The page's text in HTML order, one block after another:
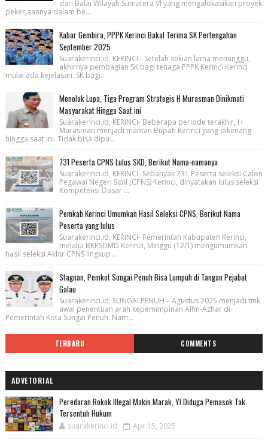
dari Balai Wilayah Sumatera VI yang mengalokasikan proyek
pekerjaannya dalam be...
Kabar Gembira, PPPK Kerinci Bakal Terima SK Pertengahan
September 2025
Suarakerinci.id, KERINCI - Setelah sekian lama menunggu,
akhirnya pembagian SK bagi tenaga PPPK Kerinci Kerinci
mulai ada kejelasan. SK bagi...
Menolak Lupa, Tiga Program Strategis H Murasman Dinikmati
Masyarakat Hingga Saat ini
Suarakerinci.id, KERINCI- Beberapa periode terakhir, H
Murasman menjadi mantan Bupati Kerinci yang dikenang
hingga saat ini. Tidak bisa dipu...
731 Peserta CPNS Lulus SKD, Berikut Nama-namanya
Suarakerinci.id, KERINCI- Sebanyak 731 Peserta seleksi Calon
Pegawai Negeri Sipil (CPNS) Kerinci, dinyatakan lulus seleksi
Kompetensi Dasar ...
Pemkab Kerinci Umumkan Hasil Seleksi CPNS, Berikut Nama
Peserta yang lulus
Suarakerinci.id, KERINCI- Pemerintah Kabupaten Kerinci,
melalui BKPSDMD Kerinci, Minggu (12/1) mengumumkan
hasil seleksi Akhir CPNS lingkup ...
Stagnan, Pemkot Sungai Penuh Bisa Lumpuh di Tangan Pejabat
Galau
Suarakerinci.id, SUNGAI PENUH – Agustus 2025 menjadi titik
awal penentuan arah kepemimpinan Alfin-Azhar di
Pemerintah Kota Sungai Penuh. Nam...
TERBARU COMMENTS
ADVETORIAL
Peredaran Rokok Illegal Makin Marak, YI Diduga Pemasok Tak
Tersentuh Hukum
suarakerinci.id Apr 15, 2025